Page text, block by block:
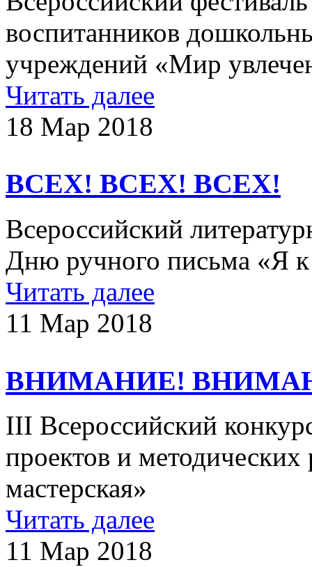
воспитанников
учреждений «Мир
Читать далее
18 Мар 2018
ВСЕХ! ВСЕХ! ВСЕХ!
Всероссийский
Дню ручного письма «Я
Читать далее
11 Мар 2018
ВНИМАНИЕ!
III Всероссийский
проектов и методических
мастерская»
Читать далее
11 Мар 2018